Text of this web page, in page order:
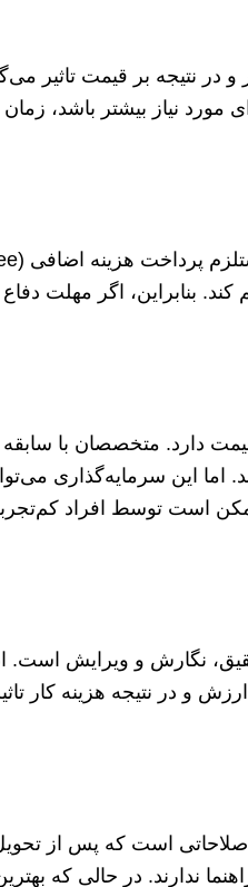
و در نتیجه بر قیمت تاثیر
نیاز بیشتر باشد،
بنابراین، اگر مهلت دفاع
دارد. متخصصان با
اما این سرمایه‌گذاری
است توسط افراد
تحقیق، نگارش و ویرایش
در نتیجه هزینه کار
است که پس از
ندارند. در حالی که